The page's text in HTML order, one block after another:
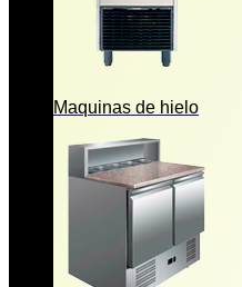
Maquinas de hielo